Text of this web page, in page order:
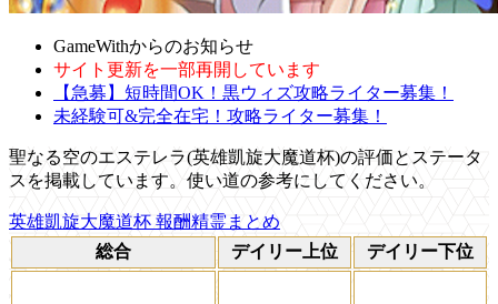
GameWithからのお知らせ
サイト更新を一部再開しています
【急募】短時間OK！黒ウィズ攻略ライター募集！
未経験可&完全在宅！攻略ライター募集！
聖なる空のエステレラ(英雄凱旋大魔道杯)の評価とステータ
スを掲載しています。使い道の参考にしてください。
英雄凱旋大魔道杯 報酬精霊まとめ
総合
デイリー上位 デイリー下位